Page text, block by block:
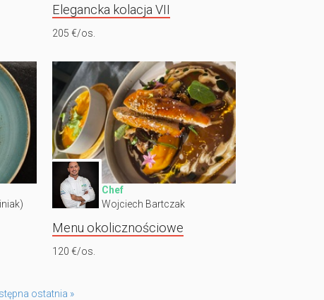
Elegancka kolacja VII
205 €/os.
Chef
Wojciech Bartczak
Menu okolicznościowe
120 €/os.
ostatnia »